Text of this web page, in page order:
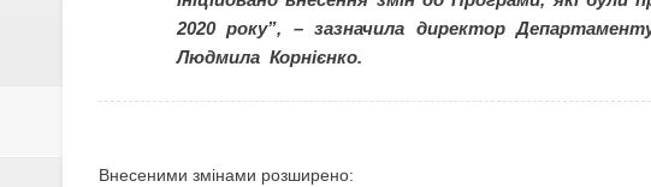
2020 року”, – зазначила директор
Людмила Корнієнко.
Внесеними змінами розширено: